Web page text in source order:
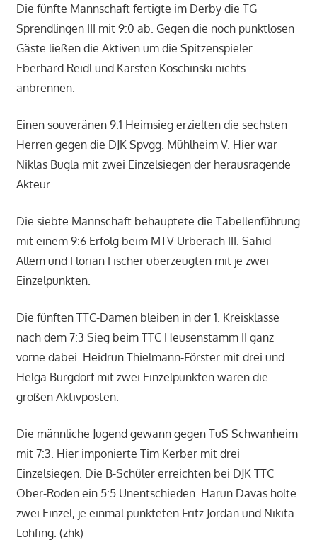
Die fünfte Mannschaft fertigte im Derby die TG
Sprendlingen III mit 9:0 ab. Gegen die noch punktlosen
Gäste ließen die Aktiven um die Spitzenspieler
Eberhard Reidl und Karsten Koschinski nichts
anbrennen.
Einen souveränen 9:1 Heimsieg erzielten die sechsten
Herren gegen die DJK Spvgg. Mühlheim V. Hier war
Niklas Bugla mit zwei Einzelsiegen der herausragende
Akteur.
Die siebte Mannschaft behauptete die Tabellenführung
mit einem 9:6 Erfolg beim MTV Urberach III. Sahid
Allem und Florian Fischer überzeugten mit je zwei
Einzelpunkten.
Die fünften TTC-Damen bleiben in der 1. Kreisklasse
nach dem 7:3 Sieg beim TTC Heusenstamm II ganz
vorne dabei. Heidrun Thielmann-Förster mit drei und
Helga Burgdorf mit zwei Einzelpunkten waren die
großen Aktivposten.
Die männliche Jugend gewann gegen TuS Schwanheim
mit 7:3. Hier imponierte Tim Kerber mit drei
Einzelsiegen. Die B-Schüler erreichten bei DJK TTC
Ober-Roden ein 5:5 Unentschieden. Harun Davas holte
zwei Einzel, je einmal punkteten Fritz Jordan und Nikita
Lohfing. (zhk)